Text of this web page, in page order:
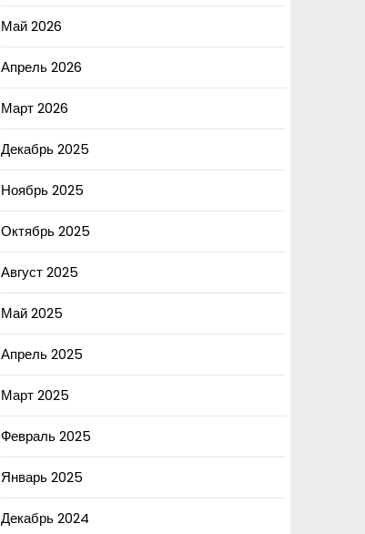
Май 2026
Апрель 2026
Март 2026
Декабрь 2025
Ноябрь 2025
Октябрь 2025
Август 2025
Май 2025
Апрель 2025
Март 2025
Февраль 2025
Январь 2025
Декабрь 2024